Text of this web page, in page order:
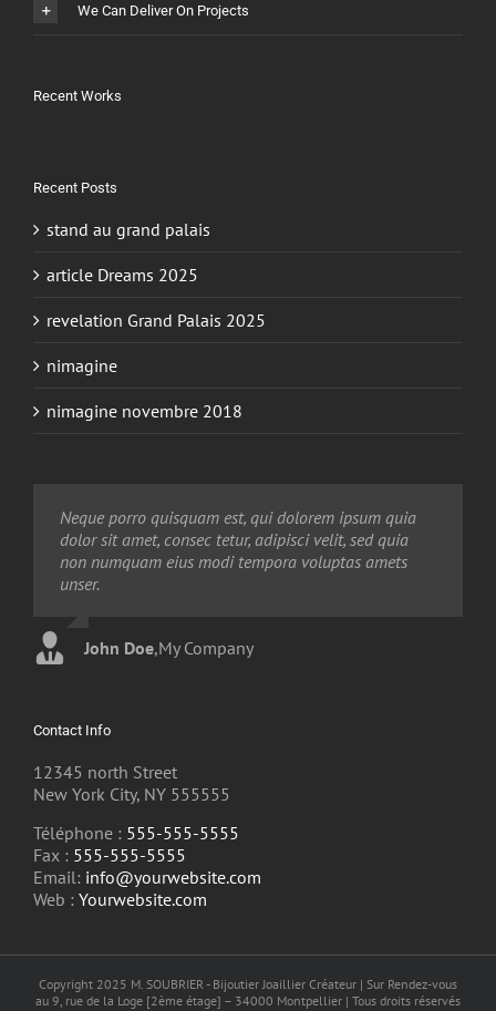
We Can Deliver On Projects
Recent Works
Recent Posts
stand au grand palais
article Dreams 2025
revelation Grand Palais 2025
nimagine
nimagine novembre 2018
Neque porro quisquam est, qui dolorem ipsum quia
dolor sit amet, consec tetur, adipisci velit, sed quia
non numquam eius modi tempora voluptas amets
unser.
John Doe,My Company
Aliquam erat volutpat. Quisque at est id ligula
facilisis laoreet eget pulvinar nibh. Suspendisse at
ultrices dui. Curabitur ac felis arcu sadips ipsums
fugiats nemis.
Luke Beck,Theme Fusion
Contact Info
12345 north Street
New York City, NY 555555
Téléphone : 555-555-5555
Fax : 555-555-5555
Email: info@yourwebsite.com
Web : Yourwebsite.com
Copyright 2025 M. SOUBRIER - Bijoutier Joaillier Créateur | Sur Rendez-vous
au 9, rue de la Loge [2ème étage] – 34000 Montpellier | Tous droits réservés